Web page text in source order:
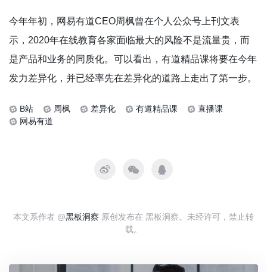
今年年初，网易有道CEO周枫曾在个人公众号上刊文表
示，2020年在线教育各家面临最大的风险不是流量贵，而
是产品和业务的同质化。可以看出，有道精品课将要在今年
发力差异化，并已经率先在差异化的道路上走出了第一步。
B站 周枫 差异化 有道精品课
直播课
网易有道
本文系作者 @黑板洞察 原创发布在 黑板洞察。未经许可，禁止转
载。